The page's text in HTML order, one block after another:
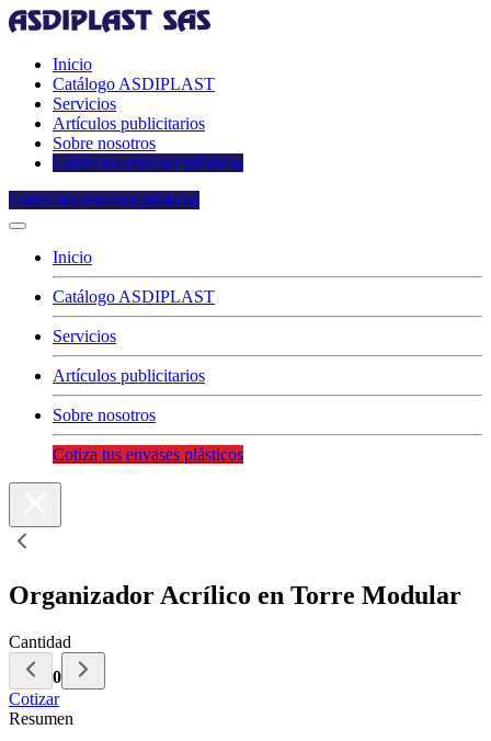
Inicio
Catálogo ASDIPLAST
Servicios
Artículos publicitarios
Sobre nosotros
Cotiza tus envases plásticos
Cotiza tus envases plásticos
Inicio
Catálogo ASDIPLAST
Servicios
Artículos publicitarios
Sobre nosotros
Cotiza tus envases plásticos
Organizador Acrílico en Torre Modular
Cantidad
0
Cotizar
Resumen